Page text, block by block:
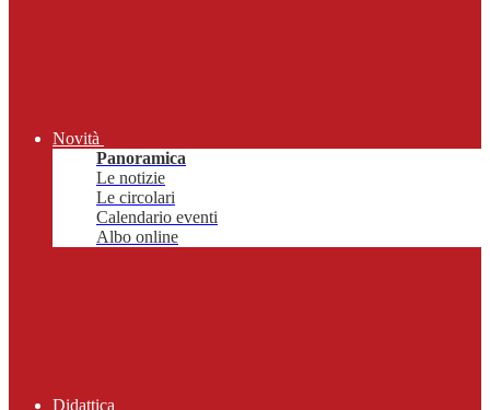
Novità
Panoramica
Le notizie
Le circolari
Calendario eventi
Albo online
Didattica